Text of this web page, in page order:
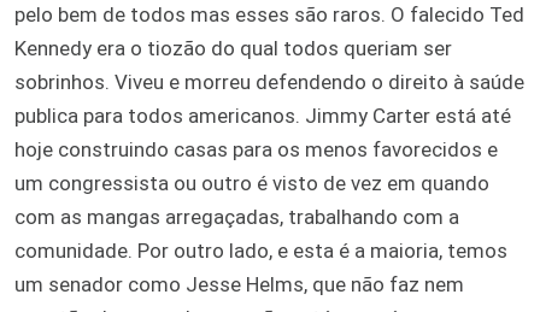
pelo bem de todos mas esses são raros. O falecido Ted
Kennedy era o tiozão do qual todos queriam ser
sobrinhos. Viveu e morreu defendendo o direito à saúde
publica para todos americanos. Jimmy Carter está até
hoje construindo casas para os menos favorecidos e
um congressista ou outro é visto de vez em quando
com as mangas arregaçadas, trabalhando com a
comunidade. Por outro lado, e esta é a maioria, temos
um senador como Jesse Helms, que não faz nem